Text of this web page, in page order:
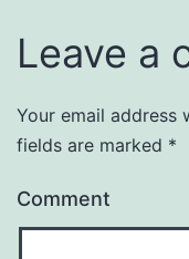
Leave a
Your email address
fields are marked *
Comment